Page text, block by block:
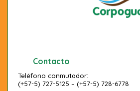
Contacto
Teléfono conmutador:
(+57-5) 727-5125 – (+57-5) 728-6778